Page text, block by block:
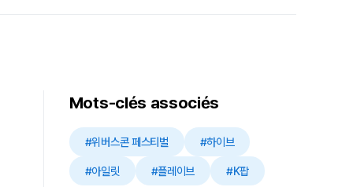
Mots-clés associés
#위버스콘 페스티벌 #하이브
#아일릿 #플레이브 #K팝